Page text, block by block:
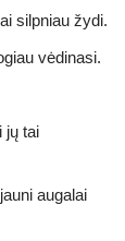
silpniau žydi.
vėdinasi.
jų tai
augalai